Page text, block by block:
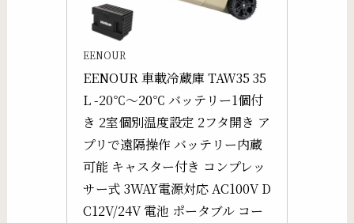
EENOUR
EENOUR 車載冷蔵庫 TAW35 35
L -20℃～20℃ バッテリー1個付
き 2室個別温度設定 2フタ開き ア
プリで遠隔操作 バッテリー内蔵
可能 キャスター付き コンプレッ
サー式 3WAY電源対応 AC100V D
C12V/24V 電池 ポータブル コー